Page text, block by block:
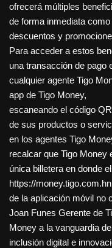
ofrecerá múltiples
de forma inmediata
descuentos y
Para acceder a estos
una transacción de pago
cualquier agente Tigo
app de Tigo Money,
escaneando el código
de sus productos o
en los agentes Tigo
recalcar que Tigo Money
única billetera en donde
https://
de la aplicación móvil no
Joan Funes Gerente de
Money a la vanguardia
inclusión digital e